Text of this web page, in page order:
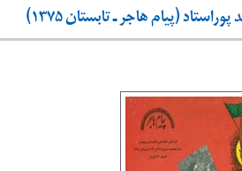
(پیام هاجر ـ تابستان ۱۳۷۵)